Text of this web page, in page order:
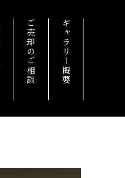
ご売却のご相談 ギャラリー概要